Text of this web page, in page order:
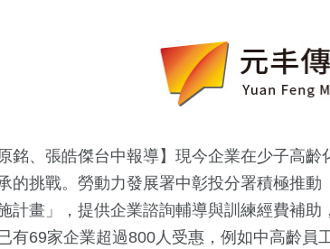
原銘、張皓傑台中報導】現今企業在少子高
的挑戰。勞動力發展署中彰投分署積極推動
計畫」，提供企業諮詢輔導與訓練經費補助
有69家企業超過800人受惠，例如中高齡員